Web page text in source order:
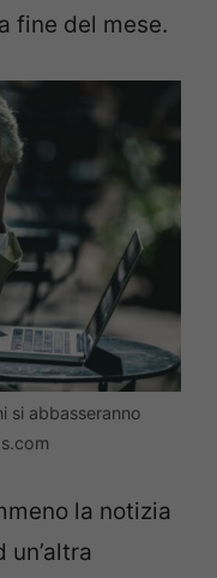
fine del mese.
si abbasseranno
la notizia